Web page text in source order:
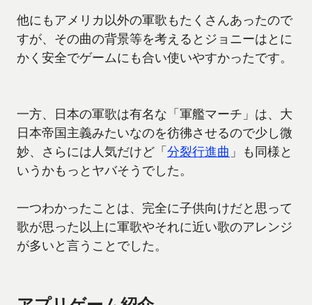
他にもアメリカ以外の軍歌もたくさんあったので
すが、その曲の背景等を考えるとジョニーはとに
かく安全でゲームにも合い使いやすかったです。
一方、日本の軍歌は有名な「軍艦マーチ」は、大
日本帝国主義みたいなのを彷彿させるので少し微
妙、さらには人気だけど「分裂行進曲 」も同様と
いうかもっとヤバそうでした。
一つわかったことは、完全に子供向けだと思って
歌が思った以上に軍歌やそれに近い歌のアレンジ
が多いと言うことでした。